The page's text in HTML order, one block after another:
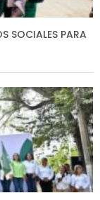
SOCIALES PARA